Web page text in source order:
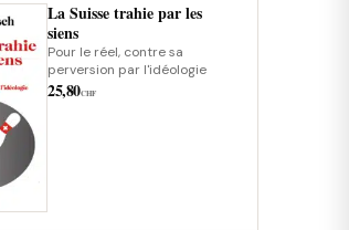
La Suisse trahie par les
siens
Pour le réel, contre sa
perversion par l'idéologie
25,80CHF